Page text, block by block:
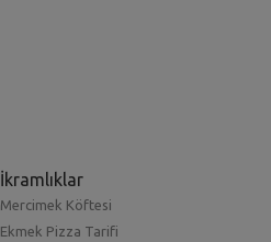
İkramlıklar
Mercimek Köftesi
Ekmek Pizza Tarifi